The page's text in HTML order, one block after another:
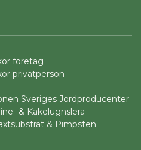
företag
privatperson
Sveriges Jordproducenter
& Kakelugnslera
& Pimpsten